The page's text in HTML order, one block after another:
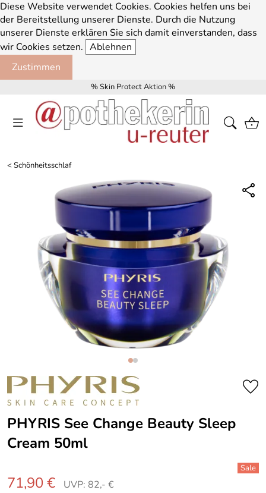
Diese Website verwendet Cookies. Cookies helfen uns bei
der Bereitstellung unserer Dienste. Durch die Nutzung
unserer Dienste erklären Sie sich damit einverstanden, dass
wir Cookies setzen. Ablehnen
Zustimmen
% Skin Protect Aktion %
<Schönheitsschlaf
PHYRIS See Change Beauty Sleep
Cream 50ml
71,90 € UVP: 82,- €